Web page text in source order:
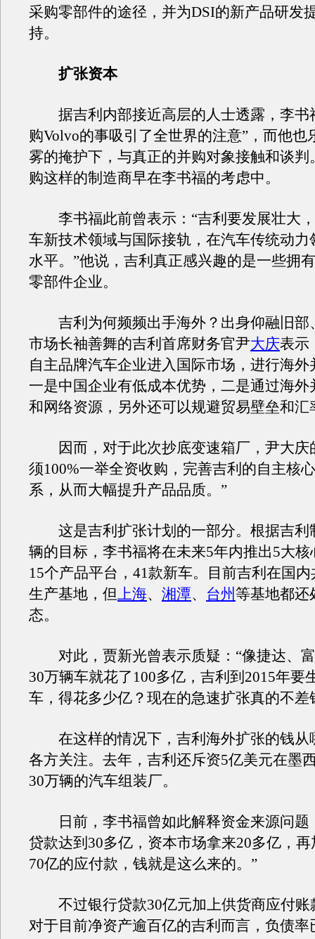
采购零部件的途径，并为DSI的新产品研发
持。
扩张资本
据吉利内部接近高层的人士透露，李书
购Volvo的事吸引了全世界的注意”，而他也
雾的掩护下，与真正的并购对象接触和谈判
购这样的制造商早在李书福的考虑中。
李书福此前曾表示：“吉利要发展壮大
车新技术领域与国际接轨，在汽车传统动力
水平。”他说，吉利真正感兴趣的是一些拥
零部件企业。
吉利为何频频出手海外？出身仰融旧部
市场长袖善舞的吉利首席财务官尹大庆表示
自主品牌汽车企业进入国际市场，进行海外
一是中国企业有低成本优势，二是通过海外
和网络资源，另外还可以规避贸易壁垒和汇
因而，对于此次抄底变速箱厂，尹大庆
须100%一举全资收购，完善吉利的自主核
系，从而大幅提升产品品质。”
这是吉利扩张计划的一部分。根据吉利
辆的目标，李书福将在未来5年内推出5大
15个产品平台，41款新车。目前吉利在国
生产基地，但上海、 湘潭、 台州等基地都还
态。
对此，贾新光曾表示质疑：“像捷达、
30万辆车就花了100多亿，吉利到2015年要
车，得花多少亿？现在的急速扩张真的不差
在这样的情况下，吉利海外扩张的钱从
各方关注。去年，吉利还斥资5亿美元在墨
30万辆的汽车组装厂。
日前，李书福曾如此解释资金来源问题
贷款达到30多亿，资本市场拿来20多亿，
70亿的应付款，钱就是这么来的。”
不过银行贷款30亿元加上供货商应付账
对于目前净资产逾百亿的吉利而言，负债率